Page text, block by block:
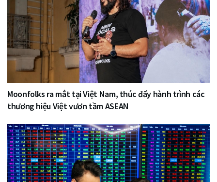
Moonfolks ra mắt tại Việt Nam, thúc đẩy hành trình các
thương hiệu Việt vươn tầm ASEAN